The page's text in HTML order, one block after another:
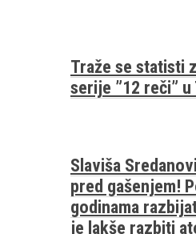
Traže se statisti
serije ”12 reči”
Slaviša
pred gašenjem!
godinama
je lakše razbiti